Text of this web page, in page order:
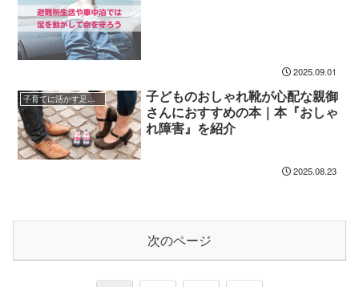
2025.09.01
子育てに活かす足育ガイド
子どものおしゃれ靴が心配な親御
さんにおすすめの本｜本『おしゃ
れ障害』を紹介
2025.08.23
次のページ